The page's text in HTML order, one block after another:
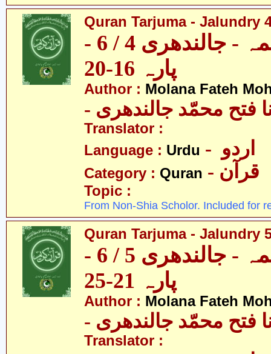
Quran Tarjuma - Jalundry
قرآن ترجمہ - جالندھری 4 / 6 -
پارہ 16-20
Author : Molana Fateh
فتح محمّد جالندھری
Translator :
Language : Urdu
Category : Quran - قرآن
Topic :
From Non-Shia Scholor. Included for
Quran Tarjuma - Jalundry
قرآن ترجمہ - جالندھری 5 / 6 -
پارہ 21-25
Author : Molana Fateh
فتح محمّد جالندھری
Translator :